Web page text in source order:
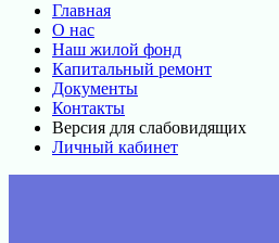
Главная
О нас
Наш жилой фонд
Капитальный ремонт
Документы
Контакты
Версия для слабовидящих
Личный кабинет